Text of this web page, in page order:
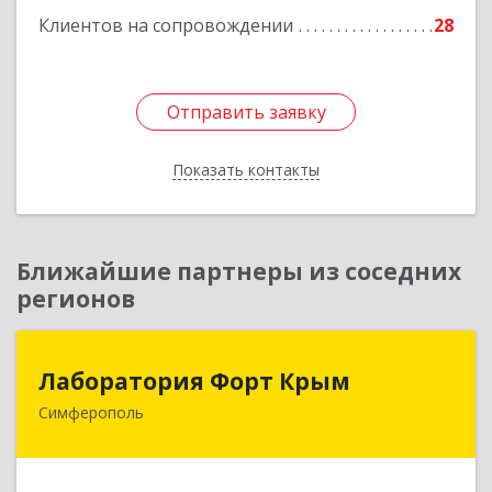
Клиентов на сопровождении 28
Отправить заявку
Показать контакты
Отправить заявку
Назад
Ближайшие партнеры из соседних
регионов
Лаборатория Форт Крым
Симферополь
295034, Крым Респ, Симферополь г, Киевская